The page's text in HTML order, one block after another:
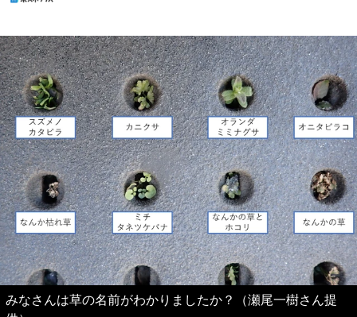
みなさんは草の名前がわかりましたか？（瀬尾一樹さん提